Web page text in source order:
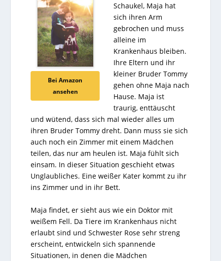
Bei Amazon
ansehen
Schaukel, Maja hat
sich ihren Arm
gebrochen und muss
alleine im
Krankenhaus bleiben.
Ihre Eltern und ihr
kleiner Bruder Tommy
gehen ohne Maja nach
Hause. Maja ist
traurig, enttäuscht
und wütend, dass sich mal wieder alles um
ihren Bruder Tommy dreht. Dann muss sie sich
auch noch ein Zimmer mit einem Mädchen
teilen, das nur am heulen ist. Maja fühlt sich
einsam. In dieser Situation geschieht etwas
Unglaubliches. Eine weißer Kater kommt zu ihr
ins Zimmer und in ihr Bett.
Maja findet, er sieht aus wie ein Doktor mit
weißem Fell. Da Tiere im Krankenhaus nicht
erlaubt sind und Schwester Rose sehr streng
erscheint, entwickeln sich spannende
Situationen, in denen die Mädchen